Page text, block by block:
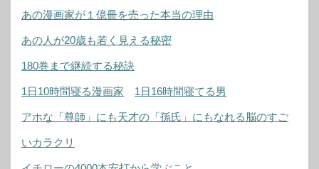
あの漫画家が１億冊を売った本当の理由
あの人が20歳も若く見える秘密
180巻まで継続する秘訣
1日10時間寝る漫画家 1日16時間寝てる男
アホな「尊師」にも天才の「孫氏」にもなれる脳のすご
いカラクリ